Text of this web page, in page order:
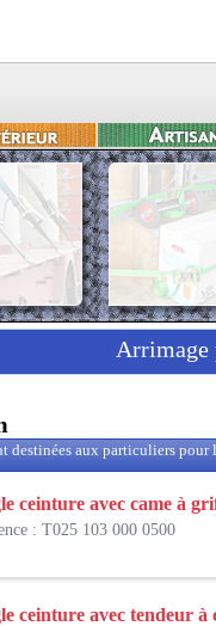
Arrimage
destinées aux particuliers
ceinture avec came à
: T025 103 000 0500
ceinture avec tendeur à